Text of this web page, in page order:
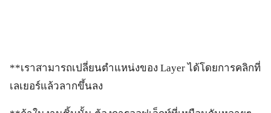
**เราสามารถเปลี่ยนตำแหน่งของ Layer ได้โดยการคลิกที่
เลเยอร์แล้วลากขึ้นลง